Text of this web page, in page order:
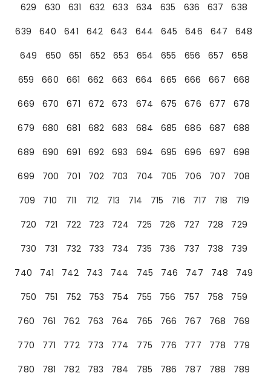
629
630 631 632 633 634 635 636 637
638
639
640 641 642 643 644 645 646 647
648
649
650 651 652 653 654 655 656 657
658
659
660 661 662 663 664 665 666 667
668
669
670 671 672 673 674 675 676 677
678
679
680 681 682 683 684 685 686 687
688
689
690 691 692 693 694 695 696 697
698
699
700 701 702 703 704 705 706 707
708
709
710 711 712 713 714 715 716 717 718
719
720
721 722 723 724 725 726 727 728
729
730
731 732 733 734 735 736 737 738
739
740
741 742 743 744 745 746 747 748
749
750
751 752 753 754 755 756 757 758
759
760
761 762 763 764 765 766 767 768
769
770
771 772 773 774 775 776 777 778
779
780
781 782 783 784 785 786 787 788
789